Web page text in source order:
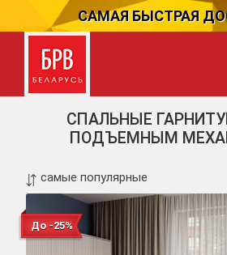
САМАЯ БЫСТРАЯ
СПАЛЬНЫЕ
ПОДЪЕМНЫМ
До -25%